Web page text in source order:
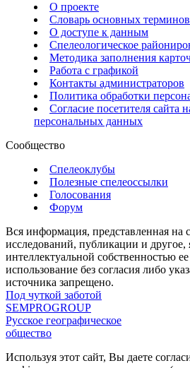
О проекте
Словарь основных терминов
О доступе к данным
Спелеологическое
Методика заполнения
Работа с графикой
Контакты администраторов
Политика обработки
Согласие посетителя сайта
персональных данных
Сообщество
Спелеоклубы
Полезные спелеоссылки
Голосования
Форум
Вся информация, представленная на
исследований, публикации и другое,
интеллектуальной собственностью
использование без согласия либо
источника запрещено.
Под чуткой заботой
SEMPROGROUP
Русское географическое
общество
Используя этот сайт, Вы даете